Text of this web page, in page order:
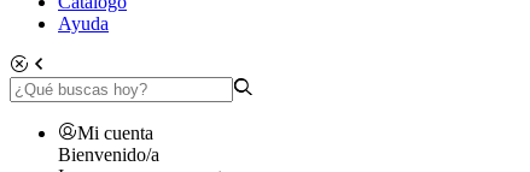
Ayuda
Mi cuenta
Bienvenido/a